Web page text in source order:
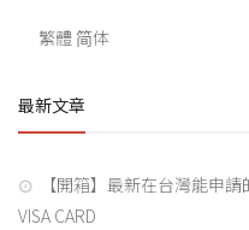
繁體 简体
最新文章
【開箱】最新在台灣能申
VISA CARD